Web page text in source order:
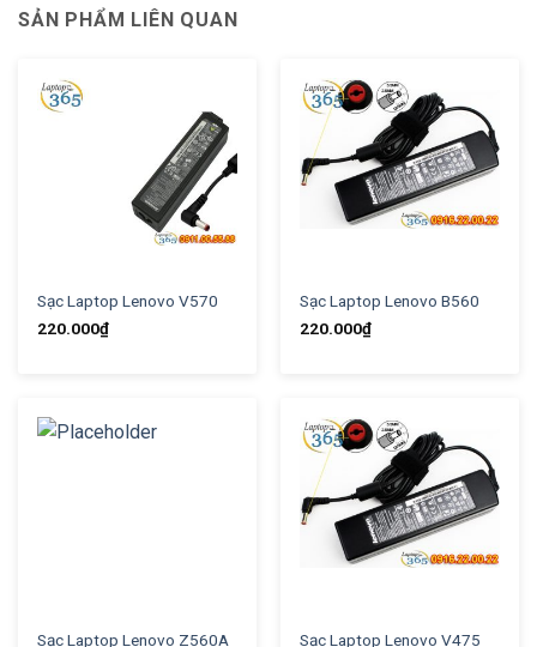
SẢN PHẨM LIÊN QUAN
Sạc Laptop Lenovo V570
220.000₫
Sạc Laptop Lenovo B560
220.000₫
Sạc Laptop Lenovo Z560A
Sạc Laptop Lenovo V475